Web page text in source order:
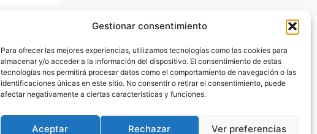
Gestionar consentimiento
Para ofrecer las mejores experiencias, utilizamos tecnologías como las cookies para
almacenar y/o acceder a la información del dispositivo. El consentimiento de estas
tecnologías nos permitirá procesar datos como el comportamiento de navegación o las
identificaciones únicas en este sitio. No consentir o retirar el consentimiento, puede
afectar negativamente a ciertas características y funciones.
Aceptar Rechazar Ver preferencias